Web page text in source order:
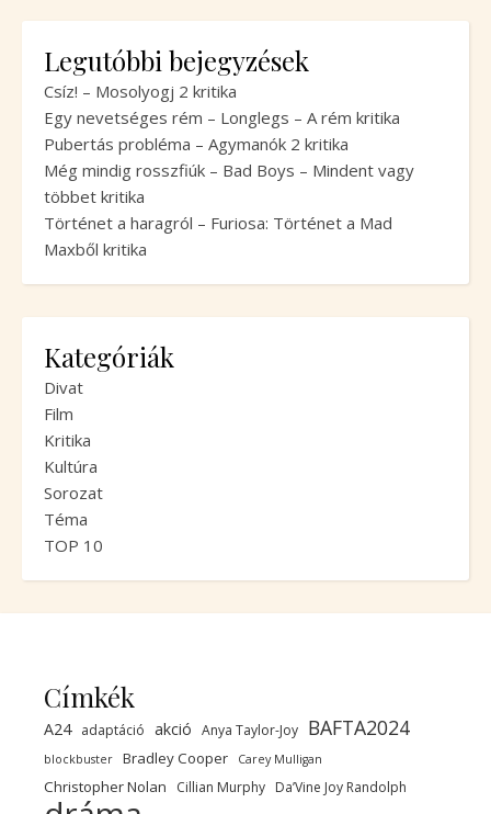
Legutóbbi bejegyzések
Csíz! – Mosolyogj 2 kritika
Egy nevetséges rém – Longlegs – A rém kritika
Pubertás probléma – Agymanók 2 kritika
Még mindig rosszfiúk – Bad Boys – Mindent vagy
többet kritika
Történet a haragról – Furiosa: Történet a Mad
Maxből kritika
Kategóriák
Divat
Film
Kritika
Kultúra
Sorozat
Téma
TOP 10
Címkék
A24 adaptáció akció Anya Taylor-Joy BAFTA2024
blockbuster Bradley Cooper Carey Mulligan
Christopher Nolan Cillian Murphy Da’Vine Joy Randolph